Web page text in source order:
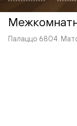
Палаццо 6804.